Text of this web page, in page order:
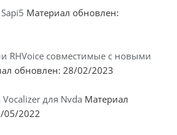
Материал обновлен:
RHVoice совместимые с новыми
обновлен: 28/02/2023
для Nvda Материал
05/2022